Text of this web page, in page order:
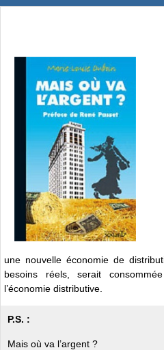
une nouvelle économie de
besoins réels, serait
l’économie distributive.
P.S. :
Mais où va l’argent ?